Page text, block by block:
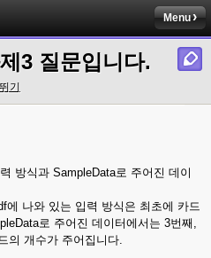
Menu
3 질문입니다.
기
방식과 SampleData로 주어진 데이
에 나와 있는 입력 방식은 최초에 카드
로 주어진 데이터에서는 3번째,
의 개수가 주어집니다.